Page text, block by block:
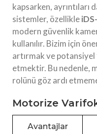
kapsarken, ayrıntıları
sistemler, özellikle
modern güvenlik
kullanılır. Bizim için
artırmak ve
etmektir. Bu nedenle,
rolünü göz ardı
Motorize
Avantajlar